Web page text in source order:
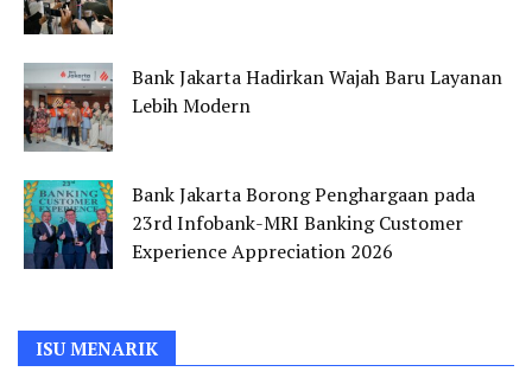
Bank Jakarta Hadirkan Wajah Baru Layanan
Lebih Modern
Bank Jakarta Borong Penghargaan pada
23rd Infobank-MRI Banking Customer
Experience Appreciation 2026
ISU MENARIK